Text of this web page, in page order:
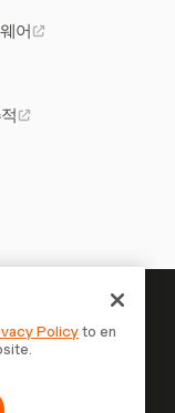
어
치가 있
세요
구하고, 더 빠르게
Policyto en